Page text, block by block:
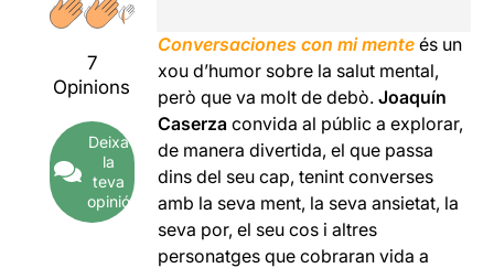
7
Opinions
Deixa
la
teva
opinió
Conversaciones con mi mente és un
xou d’humor sobre la salut mental,
però que va molt de debò.Joaquín
Caserza convida al públic a explorar,
de manera divertida, el que passa
dins del seu cap, tenint converses
amb la seva ment, la seva ansietat, la
seva por, el seu cos i altres
personatges que cobraran vida a